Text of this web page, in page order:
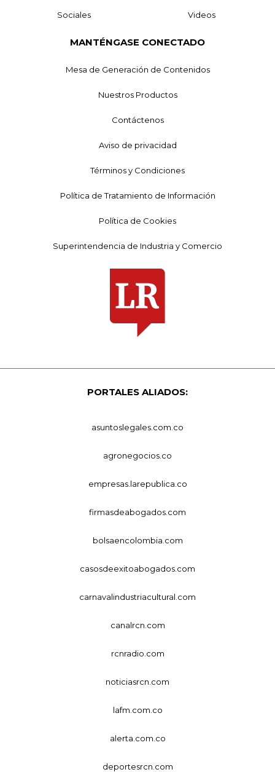
Sociales Videos
MANTÉNGASE CONECTADO
Mesa de Generación de Contenidos
Nuestros Productos
Contáctenos
Aviso de privacidad
Términos y Condiciones
Política de Tratamiento de Información
Política de Cookies
Superintendencia de Industria y Comercio
PORTALES ALIADOS:
asuntoslegales.com.co
agronegocios.co
empresas.larepublica.co
firmasdeabogados.com
bolsaencolombia.com
casosdeexitoabogados.com
carnavalindustriacultural.com
canalrcn.com
rcnradio.com
noticiasrcn.com
lafm.com.co
alerta.com.co
deportesrcn.com